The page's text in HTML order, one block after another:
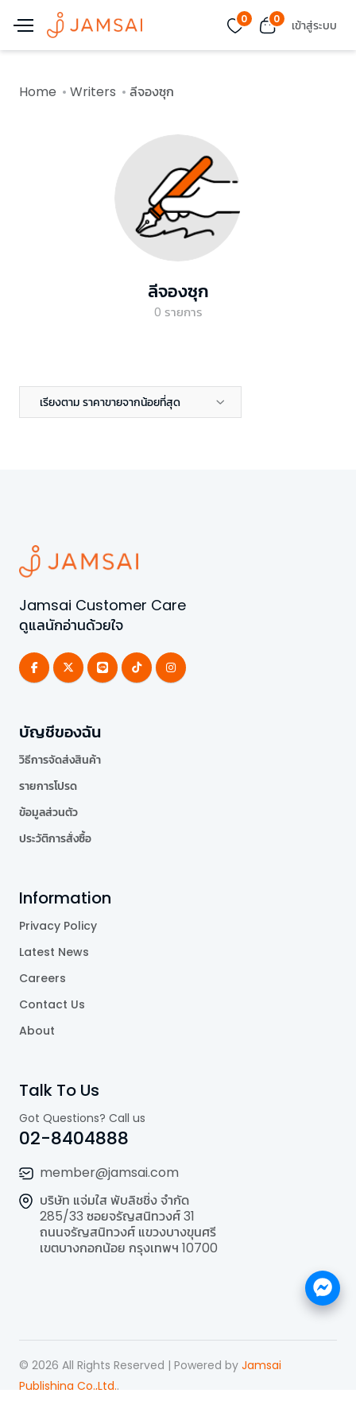
0 0 เข้าสู่ระบบ
Home Writers ลีจองซุก
ลีจองซุก
0 รายการ
เรียงตาม ราคาขายจากน้อยที่สุด
Jamsai Customer Care
ดูแลนักอ่านด้วยใจ
บัญชีของฉัน
วิธีการจัดส่งสินค้า
รายการโปรด
ข้อมูลส่วนตัว
ประวัติการสั่งซื้อ
Information
Privacy Policy
Latest News
Careers
Contact Us
About
Talk To Us
Got Questions? Call us
02-8404888
member@jamsai.com
บริษัท แจ่มใส พับลิชชิ่ง จำกัด
285/33 ซอยจรัญสนิทวงศ์ 31
ถนนจรัญสนิทวงศ์ แขวงบางขุนศรี
เขตบางกอกน้อย กรุงเทพฯ 10700
© 2026 All Rights Reserved | Powered by Jamsai
Publishing Co.,Ltd..